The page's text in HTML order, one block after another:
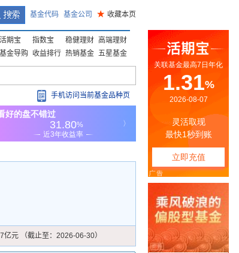
基金代码 基金公司 ★ 收藏本页
活期宝 指数宝 稳健理财 高端理财
基金导购 收益排行 热销基金 五星基金
手机访问当前基金品种页
亿元 （截止至：2026-06-30）